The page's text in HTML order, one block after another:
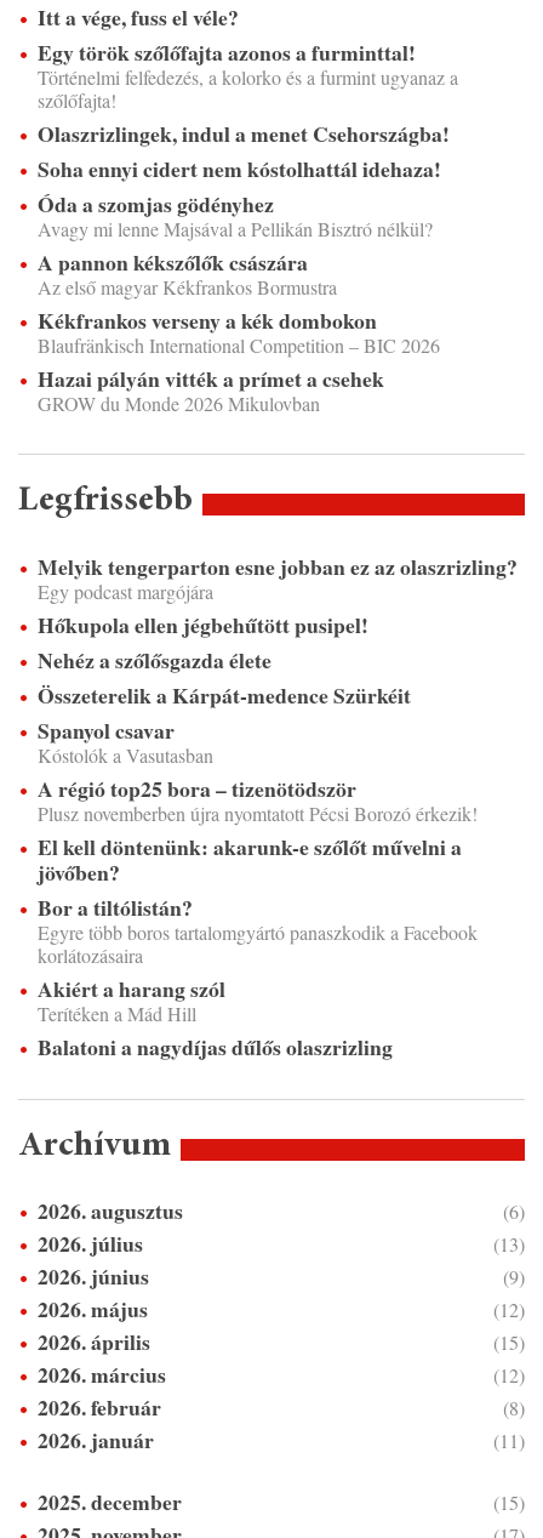
Itt a vége, fuss el véle?
Egy török szőlőfajta azonos a furminttal!
Történelmi felfedezés, a kolorko és a furmint ugyanaz a
szőlőfajta!
Olaszrizlingek, indul a menet Csehországba!
Soha ennyi cidert nem kóstolhattál idehaza!
Óda a szomjas gödényhez
Avagy mi lenne Majsával a Pellikán Bisztró nélkül?
A pannon kékszőlők császára
Az első magyar Kékfrankos Bormustra
Kékfrankos verseny a kék dombokon
Blaufränkisch International Competition – BIC 2026
Hazai pályán vitték a prímet a csehek
GROW du Monde 2026 Mikulovban
Legfrissebb
Melyik tengerparton esne jobban ez az olaszrizling?
Egy podcast margójára
Hőkupola ellen jégbehűtött pusipel!
Nehéz a szőlősgazda élete
Összeterelik a Kárpát-medence Szürkéit
Spanyol csavar
Kóstolók a Vasutasban
A régió top25 bora – tizenötödször
Plusz novemberben újra nyomtatott Pécsi Borozó érkezik!
El kell döntenünk: akarunk-e szőlőt művelni a
jövőben?
Bor a tiltólistán?
Egyre több boros tartalomgyártó panaszkodik a Facebook
korlátozásaira
Akiért a harang szól
Terítéken a Mád Hill
Balatoni a nagydíjas dűlős olaszrizling
Archívum
2026. augusztus (6)
2026. július (13)
2026. június (9)
2026. május (12)
2026. április (15)
2026. március (12)
2026. február (8)
2026. január (11)
2025. december (15)